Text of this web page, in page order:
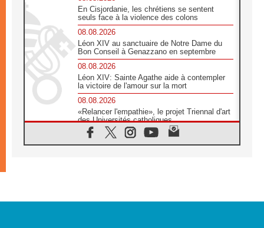
En Cisjordanie, les chrétiens se sentent
seuls face à la violence des colons
08.08.2026
Léon XIV au sanctuaire de Notre Dame du
Bon Conseil à Genazzano en septembre
08.08.2026
Léon XIV: Sainte Agathe aide à contempler
la victoire de l'amour sur la mort
08.08.2026
«Relancer l'empathie», le projet Triennal d'art
des Universités catholiques
08.08.2026
Signis 2026, donner la parole aux religieuses
07.08.2026